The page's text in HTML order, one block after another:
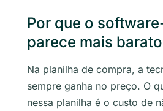
Por que o
parece mais
Na planilha de compra, a
sempre ganha no preço. O
nessa planilha é o custo de